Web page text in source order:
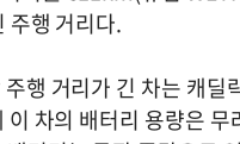
주행 거리다.
행 거리가 긴 차는 캐
차의 배터리 용량은